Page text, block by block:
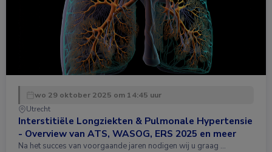
wo 29 oktober 2025 om 14:45 uur
Utrecht
Interstitiële Longziekten & Pulmonale Hypertensie
- Overview van ATS, WASOG, ERS 2025 en meer
Na het succes van voorgaande jaren nodigen wij u graag …